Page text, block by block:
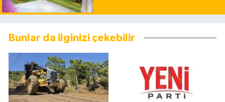
Bunlar da ilginizi çekebilir